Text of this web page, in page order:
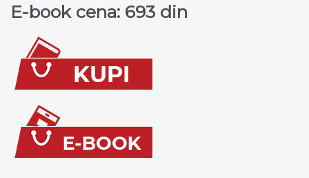
E-book cena: 693 din